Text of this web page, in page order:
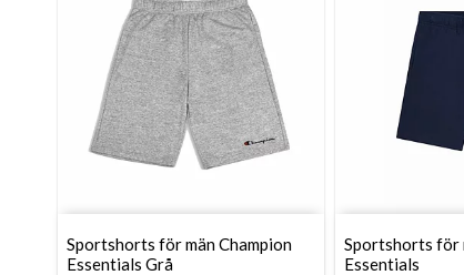
Sportshorts för män Champion
Essentials Grå
Sportshorts för
Essentials